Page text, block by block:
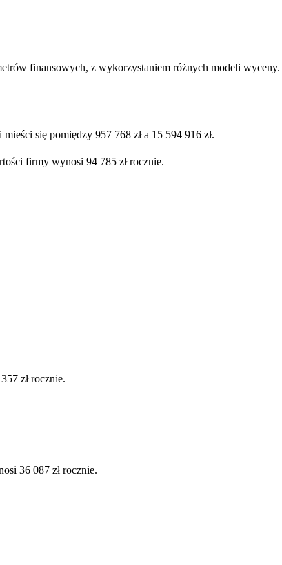
finansowych, z wykorzystaniem różnych modeli
się pomiędzy 957 768 zł a 15 594 916 zł.
firmy wynosi 94 785 zł rocznie.
zł rocznie.
36 087 zł rocznie.